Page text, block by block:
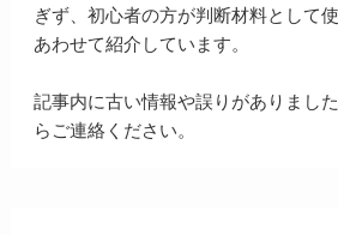
ぎず、初心者の方が判断材料として
あわせて紹介しています。
記事内に古い情報や誤りがありまし
らご連絡ください。